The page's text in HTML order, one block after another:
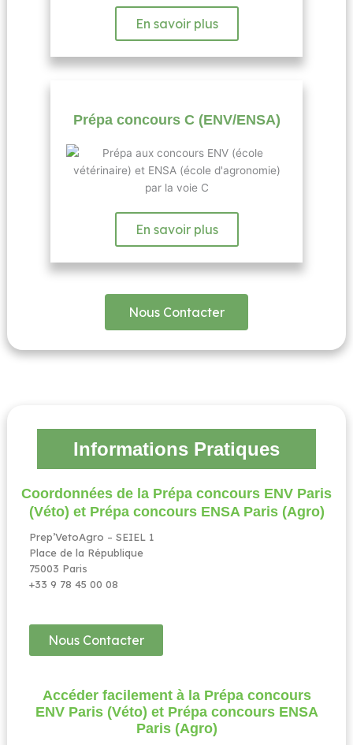
En savoir plus
Prépa concours C (ENV/ENSA)
En savoir plus
Nous Contacter
Informations Pratiques
Coordonnées de la Prépa concours ENV Paris
(Véto) et Prépa concours ENSA Paris (Agro)​
Prep’VetoAgro – SEIEL 1
Place de la République
75003 Paris
+33 9 78 45 00 08
Nous Contacter
Accéder facilement à la Prépa concours
ENV Paris (Véto) et Prépa concours ENSA
Paris (Agro)​